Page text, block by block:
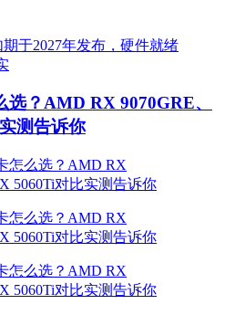
选？AMD RX 9070GRE、
测告诉你